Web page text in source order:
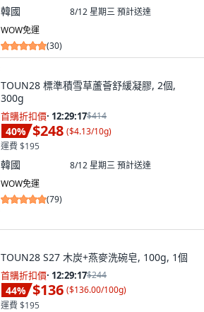
韓國 8/12 星期三預計送達
WOW免運
(30)
TOUN28 標準積雪草蘆薈舒緩凝膠, 2個,
300g
首購折扣價· 12:29:15$414
40% $248 ($4.13/10g)
運費 $195
韓國 8/12 星期三預計送達
WOW免運
(79)
TOUN28 S27 木炭+燕麥洗碗皂, 100g, 1個
首購折扣價· 12:29:15$244
44% $136 ($136.00/100g)
運費 $195